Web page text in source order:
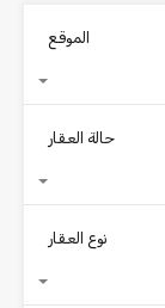
الموقع
حالة العقار
نوع العقار